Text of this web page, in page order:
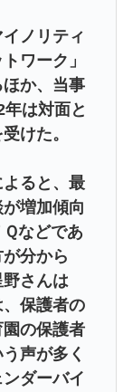
ノリティ
ワーク」
か、当事
は対面と
けた。
ると、最
増加傾向
などであ
分から
さんは
、保護者の
の保護者
声が多く
ダーバイ